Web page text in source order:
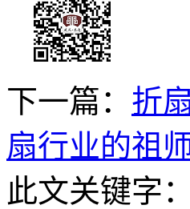
下一篇： 折
扇行业的祖
此文关键字：